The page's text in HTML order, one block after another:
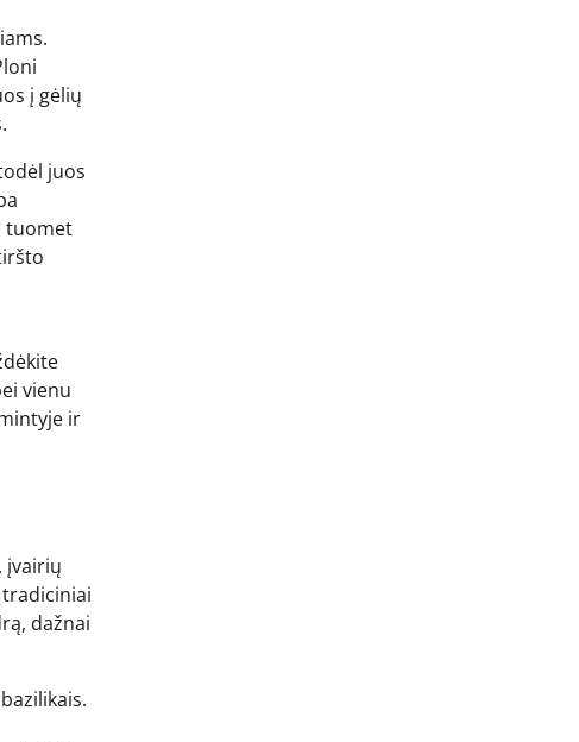
į gėlių
juos
tuomet
vienu
ir
įvairių
dažnai